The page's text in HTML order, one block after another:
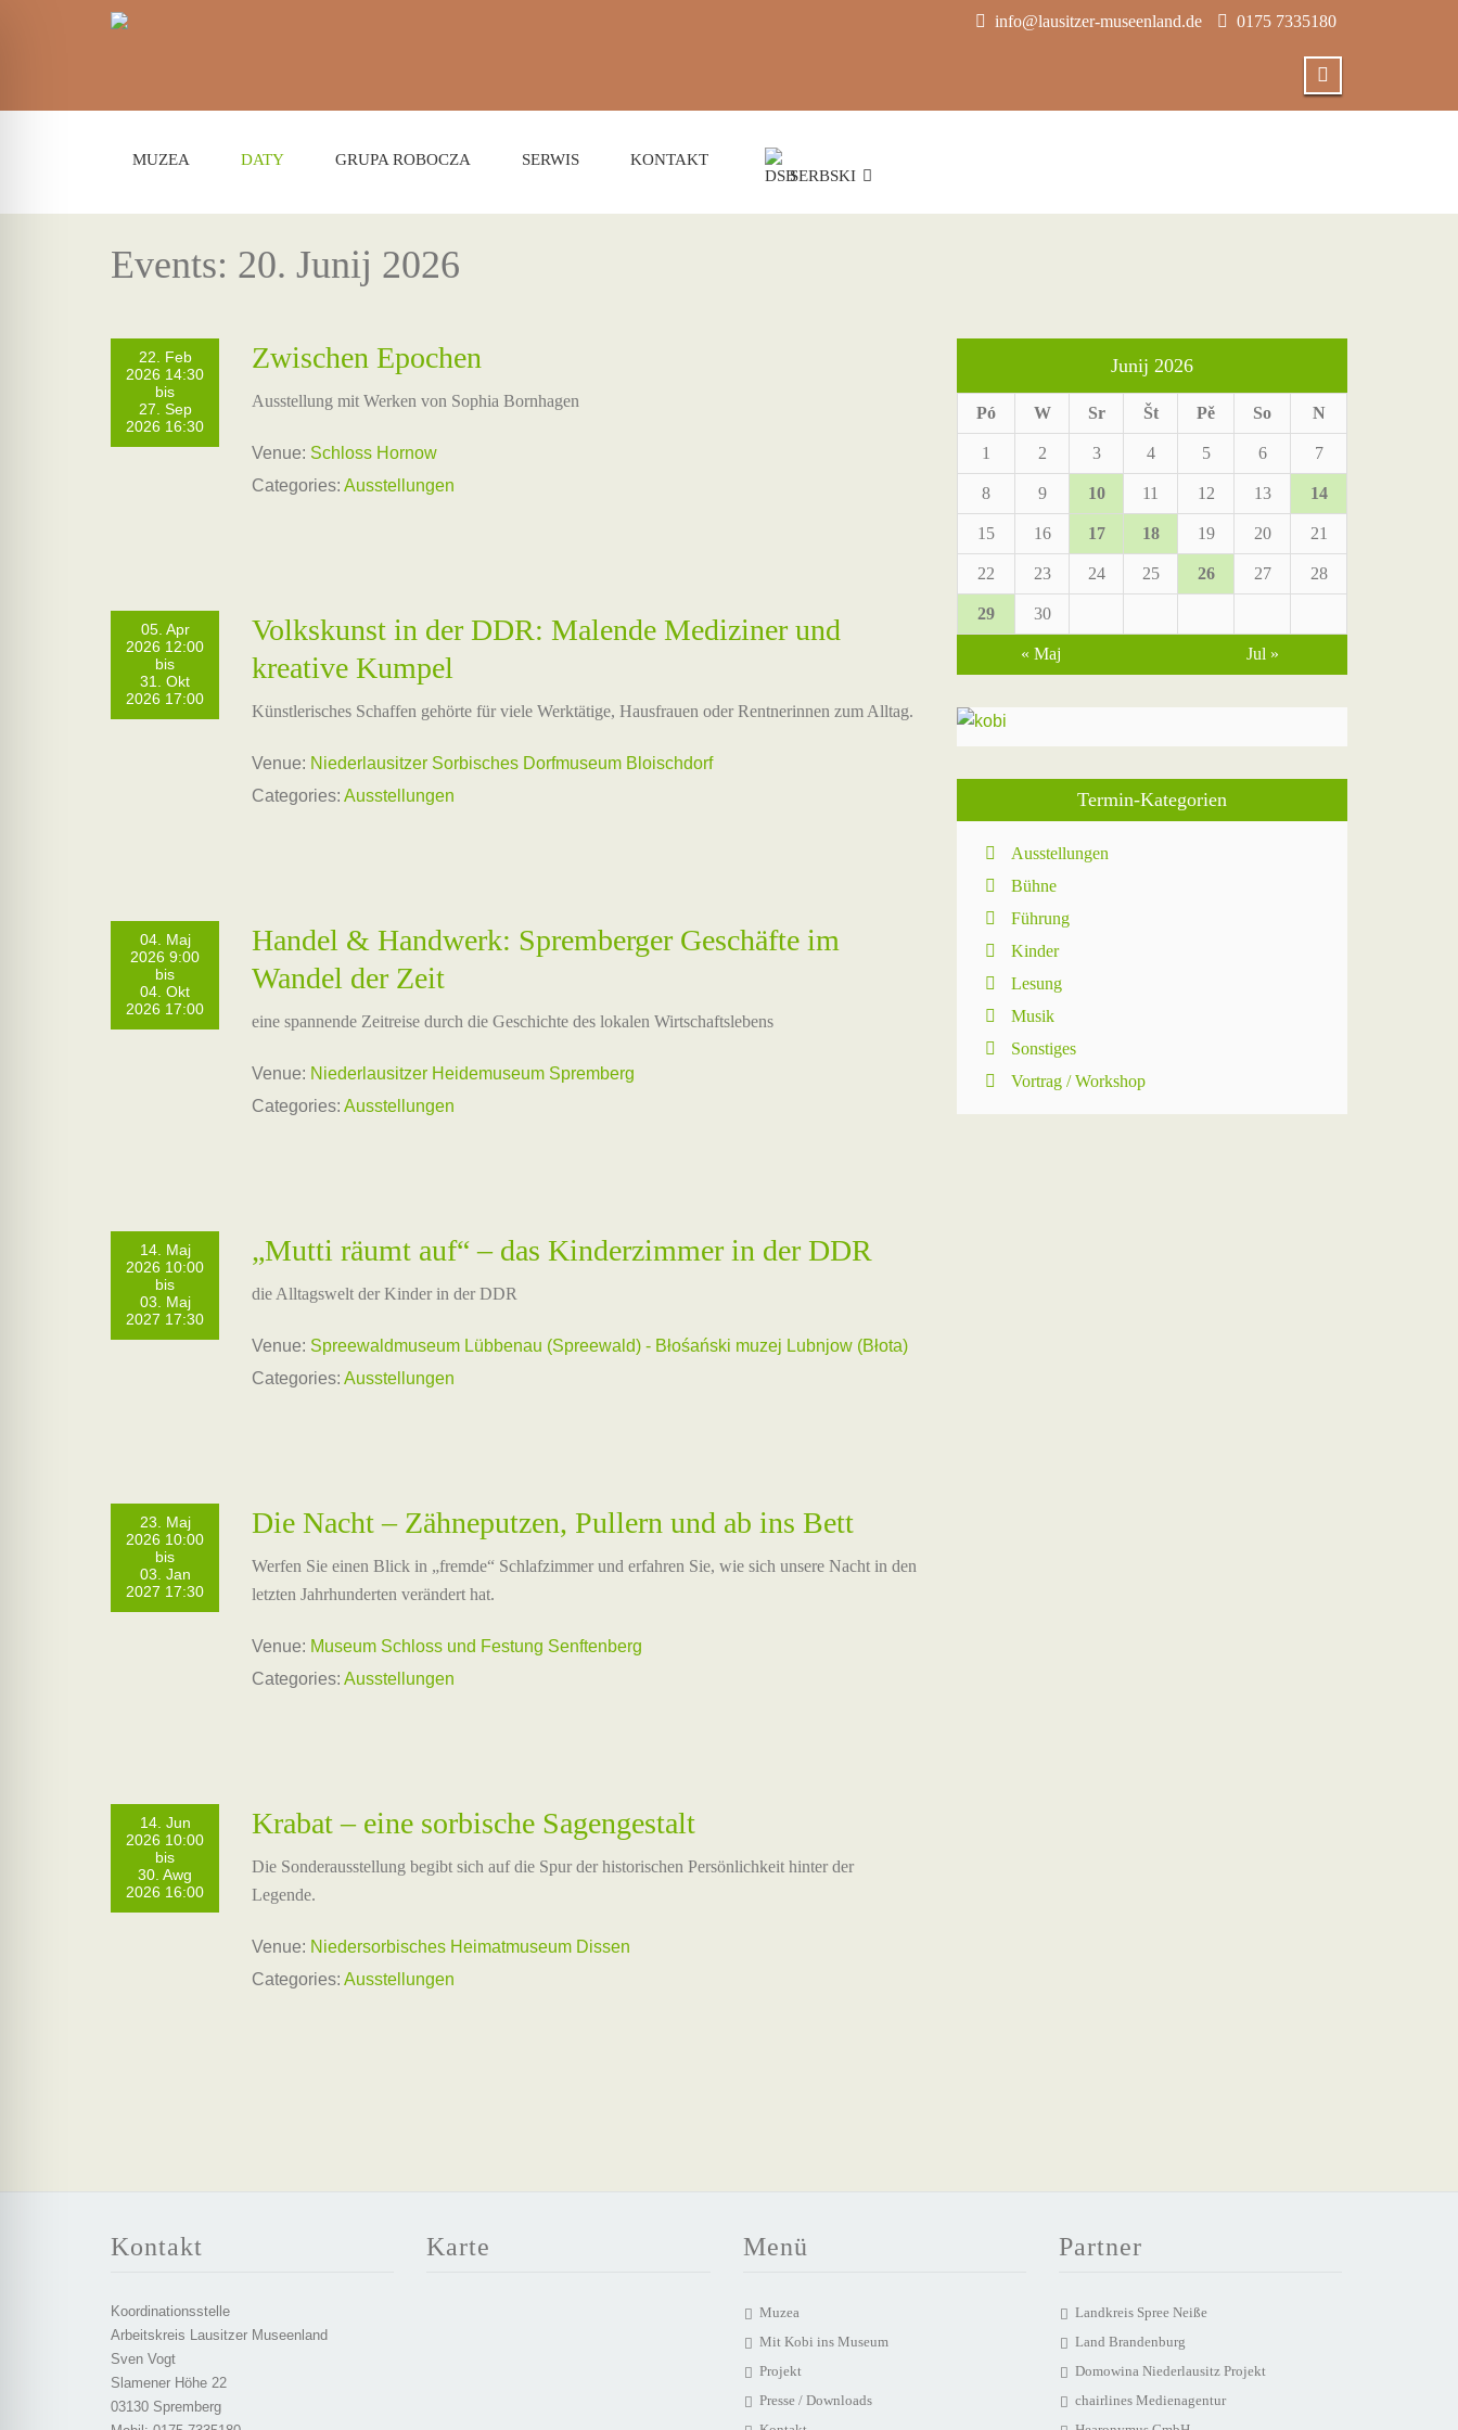
info@lausitzer-museenland.de 0175 7335180
MUZEA DATY GRUPA ROBOCZA SERWIS
KONTAKT
SERBSKI
Events: 20. Junij 2026
22. Feb
2026 14:30
bis
27. Sep
2026 16:30
Zwischen Epochen
Ausstellung mit Werken von Sophia Bornhagen
Venue: Schloss Hornow
Categories: Ausstellungen
05. Apr
2026 12:00
bis
31. Okt
2026 17:00
Volkskunst in der DDR: Malende Mediziner und
kreative Kumpel
Künstlerisches Schaffen gehörte für viele Werktätige, Hausfrauen oder Rentnerinnen zum Alltag.
Venue: Niederlausitzer Sorbisches Dorfmuseum Bloischdorf
Categories: Ausstellungen
04. Maj
2026 9:00
bis
04. Okt
2026 17:00
Handel & Handwerk: Spremberger Geschäfte im
Wandel der Zeit
eine spannende Zeitreise durch die Geschichte des lokalen Wirtschaftslebens
Venue: Niederlausitzer Heidemuseum Spremberg
Categories: Ausstellungen
14. Maj
2026 10:00
bis
03. Maj
2027 17:30
„Mutti räumt auf“ – das Kinderzimmer in der DDR
die Alltagswelt der Kinder in der DDR
Venue: Spreewaldmuseum Lübbenau (Spreewald) - Błośański muzej Lubnjow (Błota)
Categories: Ausstellungen
23. Maj
2026 10:00
bis
03. Jan
2027 17:30
Die Nacht – Zähneputzen, Pullern und ab ins Bett
Werfen Sie einen Blick in „fremde“ Schlafzimmer und erfahren Sie, wie sich unsere Nacht in den
letzten Jahrhunderten verändert hat.
Venue: Museum Schloss und Festung Senftenberg
Categories: Ausstellungen
14. Jun
2026 10:00
bis
30. Awg
2026 16:00
Krabat – eine sorbische Sagengestalt
Die Sonderausstellung begibt sich auf die Spur der historischen Persönlichkeit hinter der
Legende.
Venue: Niedersorbisches Heimatmuseum Dissen
Categories: Ausstellungen
Junij 2026
Pó W Sr Št Pě So N
1 2 3 4 5 6 7
8 9 10 11 12 13 14
15 16 17 18 19 20 21
22 23 24 25 26 27 28
29 30
« Maj Jul »
Termin-Kategorien
Ausstellungen
Bühne
Führung
Kinder
Lesung
Musik
Sonstiges
Vortrag / Workshop
Kontakt
Koordinationsstelle
Arbeitskreis Lausitzer Museenland
Sven Vogt
Slamener Höhe 22
03130 Spremberg
Karte Menü
Muzea
Mit Kobi ins Museum
Projekt
Presse / Downloads
Partner
Landkreis Spree Neiße
Land Brandenburg
Domowina Niederlausitz Projekt
chairlines Medienagentur